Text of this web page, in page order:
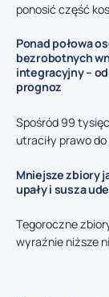
ponosić część
Ponad połowa
bezrobotnych
integracyjny –
prognoz
Spośród 99
utraciły prawo do
Mniejsze zbiory
upały i susza
Tegoroczne
wyraźnie niższe